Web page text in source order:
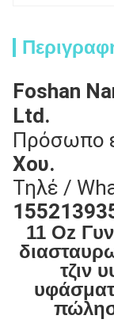
Foshan
Ltd.
Πρόσωπο
Χου.
Τηλέ /
11 Oz
τζιν